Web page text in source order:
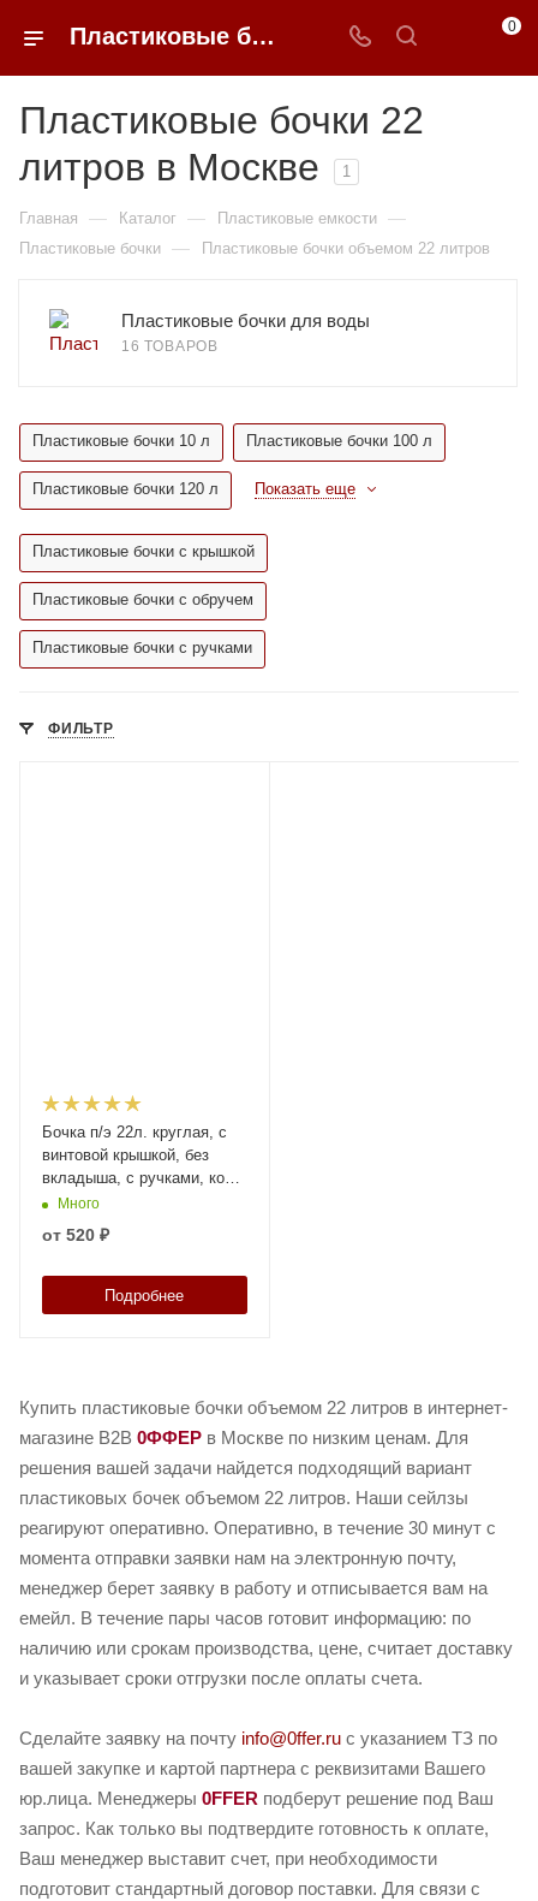
Пластиковые бочки 22 литров недорого в Москве | 0FFER 0
Пластиковые бочки 22
литров в Москве
1
Главная — Каталог — Пластиковые емкости —
Пластиковые бочки — Пластиковые бочки объемом 22 литров
Пластиковые бочки для воды
16 ТОВАРОВ
Пластиковые бочки 10 л Пластиковые бочки 100 л
Пластиковые бочки 120 л Показать еще
Пластиковые бочки с крышкой
Пластиковые бочки с обручем
Пластиковые бочки с ручками
ФИЛЬТР
Бочка п/э 22л. круглая, с
винтовой крышкой, без
вкладыша, с ручками, код:
35773
Много
от 520 ₽
Подробнее
Купить пластиковые бочки объемом 22 литров в интернет-
магазине B2B 0ФФЕР в Москве по низким ценам. Для
решения вашей задачи найдется подходящий вариант
пластиковых бочек объемом 22 литров. Наши сейлзы
реагируют оперативно. Оперативно, в течение 30 минут с
момента отправки заявки нам на электронную почту,
менеджер берет заявку в работу и отписывается вам на
емейл. В течение пары часов готовит информацию: по
наличию или срокам производства, цене, считает доставку
и указывает сроки отгрузки после оплаты счета.
Сделайте заявку на почту info@0ffer.ru с указанием ТЗ по
вашей закупке и картой партнера с реквизитами Вашего
юр.лица. Менеджеры 0FFER подберут решение под Ваш
запрос. Как только вы подтвердите готовность к оплате,
Ваш менеджер выставит счет, при необходимости
подготовит стандартный договор поставки. Для связи с